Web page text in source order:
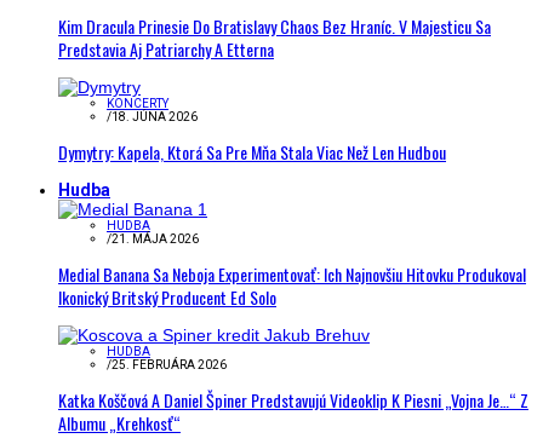
Kim Dracula Prinesie Do Bratislavy Chaos Bez Hraníc. V Majesticu Sa
Predstavia Aj Patriarchy A Etterna
KONCERTY
/18. JÚNA 2026
Dymytry: Kapela, Ktorá Sa Pre Mňa Stala Viac Než Len Hudbou
Hudba
HUDBA
/21. MÁJA 2026
Medial Banana Sa Neboja Experimentovať: Ich Najnovšiu Hitovku Produkoval
Ikonický Britský Producent Ed Solo
HUDBA
/25. FEBRUÁRA 2026
Katka Koščová A Daniel Špiner Predstavujú Videoklip K Piesni „Vojna Je…“ Z
Albumu „Krehkosť“